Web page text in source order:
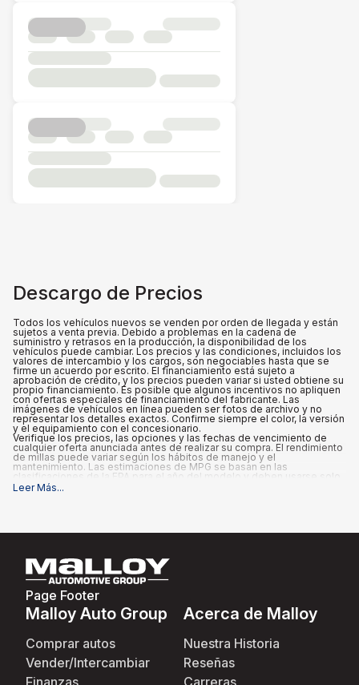
Descargo de Precios
Todos los vehículos nuevos se venden por orden de llegada y están
sujetos a venta previa. Debido a problemas en la cadena de
suministro y retrasos en la producción, la disponibilidad de los
vehículos puede cambiar. Los precios y las condiciones, incluidos los
valores de intercambio y los cargos, son negociables hasta que se
firme un acuerdo por escrito. El financiamiento está sujeto a
aprobación de crédito, y los precios pueden variar si usted obtiene su
propio financiamiento. Es posible que algunos incentivos no apliquen
con ofertas especiales de financiamiento del fabricante. Las
imágenes de vehículos en línea pueden ser fotos de archivo y no
representar los detalles exactos. Confirme siempre el color, la versión
y el equipamiento con el concesionario.
Verifique los precios, las opciones y las fechas de vencimiento de
cualquier oferta anunciada antes de realizar su compra. El rendimiento
de millas puede variar según los hábitos de manejo y el
mantenimiento. Las estimaciones de MPG se basan en las
clasificaciones de la EPA para el año del modelo y deben usarse solo
para fines de comparación.
los que califican todos los consumidores. Pueden existir reembolsos
o incentivos adicionales según la elegibilidad. Estos incentivos y
precios están sujetos a cambios según los programas del fabricante.
Qué no está incluido:
Todos los precios anunciados EXCLUYEN el equipo opcional
seleccionado por el comprador, así como los impuestos estatales y
locales, placas, registro y tarifas de título.
Leer Más...
Page Footer
Malloy Auto Group
Comprar autos
Vender/Intercambiar
Finanzas
Acerca de Malloy
Nuestra Historia
Reseñas
Carreras